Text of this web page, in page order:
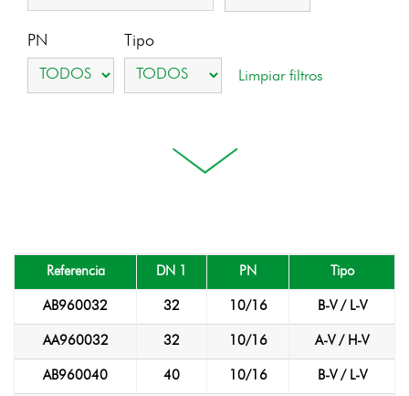
PN Tipo
Referencia DN 1 PN Tipo
AB960032 32 10/16 B-V / L-V
AA960032 32 10/16 A-V / H-V
AB960040 40 10/16 B-V / L-V